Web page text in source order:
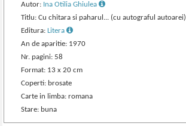
Autor: Ina Otilia Ghiulea
Titlu: Cu chitara si paharul... (cu autograful autoarei)
Editura:Litera
An de aparitie: 1970
Nr. pagini: 58
Format: 13 x 20 cm
Coperti: brosate
Carte in limba: romana
Stare: buna